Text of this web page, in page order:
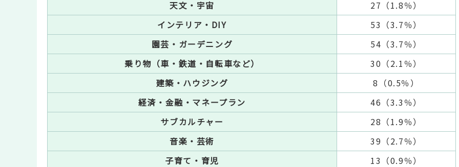
天文・宇宙
27（1.8％）
インテリア・DIY
53（3.7％）
園芸・ガーデニング
54（3.7％）
乗り物（車・鉄道・自転車など）
30（2.1％）
建築・ハウジング
8（0.5％）
経済・金融・マネープラン
46（3.3％）
サブカルチャー
28（1.9％）
音楽・芸術
39（2.7％）
子育て・育児
13（0.9％）